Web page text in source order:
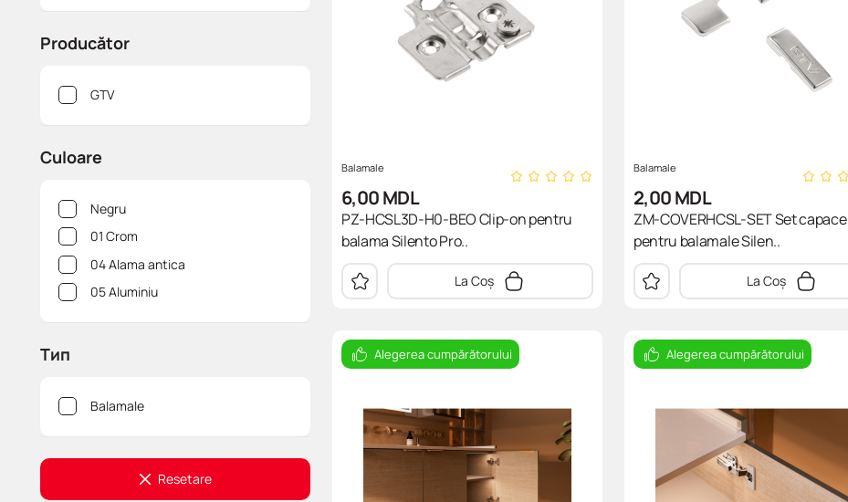
Рroducător
GTV
Culoare
Negru
01 Crom
04 Alama antica
05 Aluminiu
Тип
Balamale
Resetare
Balamale
6,00MDL
PZ-HCSL3D-H0-BEO Сlip-on pentru
balama Silento Pro..
La Coș
Balamale
2,00MDL
ZM-COVERHCSL-SET Set capace
pentru balamale Silen..
La Coș
Alegerea cumpărătorului Alegerea cumpărătorului